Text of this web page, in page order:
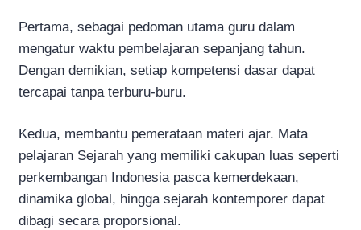
Pertama, sebagai pedoman utama guru dalam
mengatur waktu pembelajaran sepanjang tahun.
Dengan demikian, setiap kompetensi dasar dapat
tercapai tanpa terburu-buru.
Kedua, membantu pemerataan materi ajar. Mata
pelajaran Sejarah yang memiliki cakupan luas seperti
perkembangan Indonesia pasca kemerdekaan,
dinamika global, hingga sejarah kontemporer dapat
dibagi secara proporsional.